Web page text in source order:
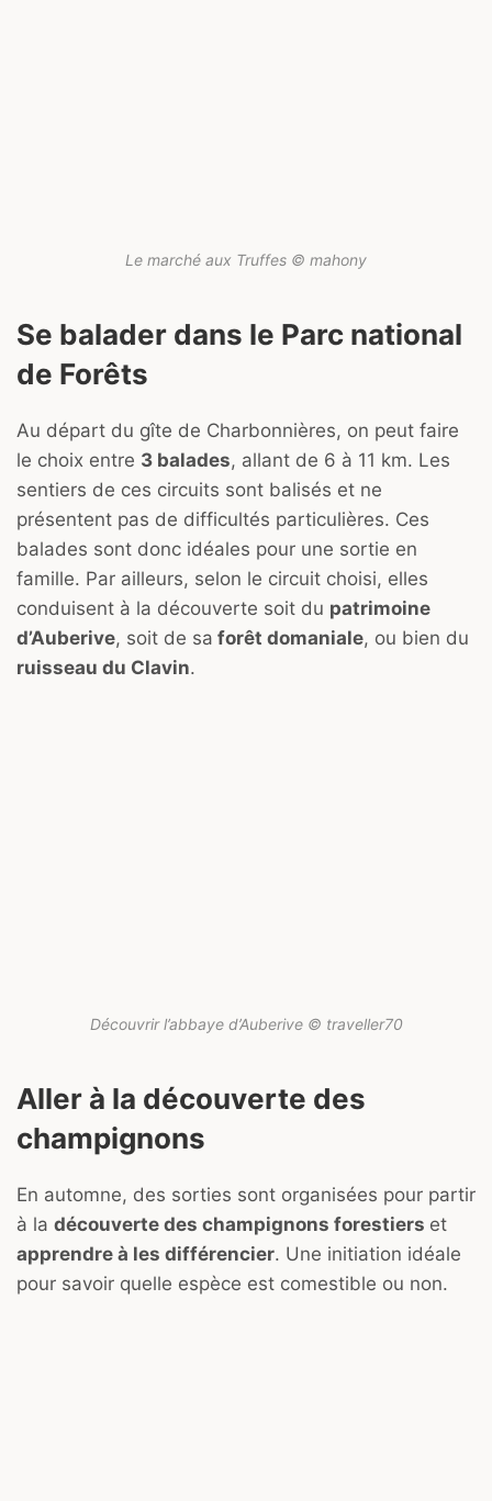
Le marché aux Truffes © mahony
Se balader dans le Parc national
de Forêts
Au départ du gîte de Charbonnières, on peut faire
le choix entre 3 balades, allant de 6 à 11 km. Les
sentiers de ces circuits sont balisés et ne
présentent pas de difficultés particulières. Ces
balades sont donc idéales pour une sortie en
famille. Par ailleurs, selon le circuit choisi, elles
conduisent à la découverte soit du patrimoine
d’Auberive, soit de sa forêt domaniale, ou bien du
ruisseau du Clavin.
Découvrir l’abbaye d’Auberive © traveller70
Aller à la découverte des
champignons
En automne, des sorties sont organisées pour partir
à la découverte des champignons forestiers et
apprendre à les différencier. Une initiation idéale
pour savoir quelle espèce est comestible ou non.